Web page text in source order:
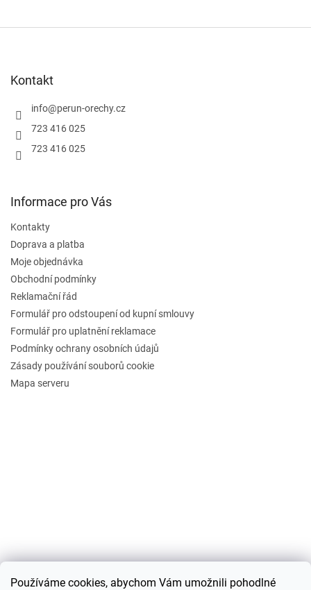
Používáme cookies, abychom Vám umožnili pohodlné
Kontakt
info@perun-orechy.cz
723 416 025
723 416 025
Informace pro Vás
Kontakty
Doprava a platba
Moje objednávka
Obchodní podmínky
Reklamační řád
Formulář pro odstoupení od kupní smlouvy
Formulář pro uplatnění reklamace
Podmínky ochrany osobních údajů
Zásady používání souborů cookie
Mapa serveru